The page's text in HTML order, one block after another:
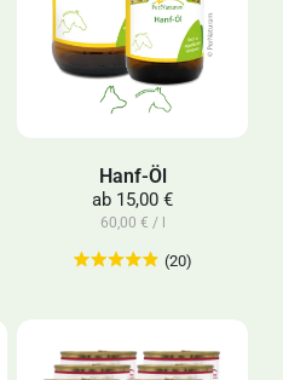
Hanf-Öl
ab 15,00 €
60,00 € / l
(20)